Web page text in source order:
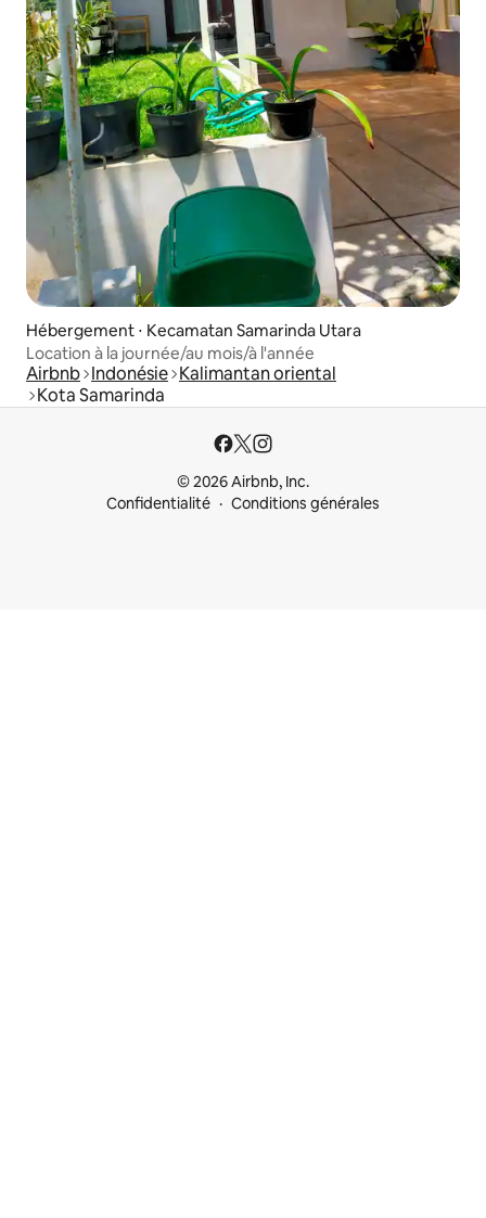
Hébergement ⋅ Kecamatan Samarinda Utara
Location à la journée/au mois/à l'année
Airbnb Indonésie Kalimantan oriental
Kota Samarinda
© 2026 Airbnb, Inc.
Confidentialité
Conditions générales